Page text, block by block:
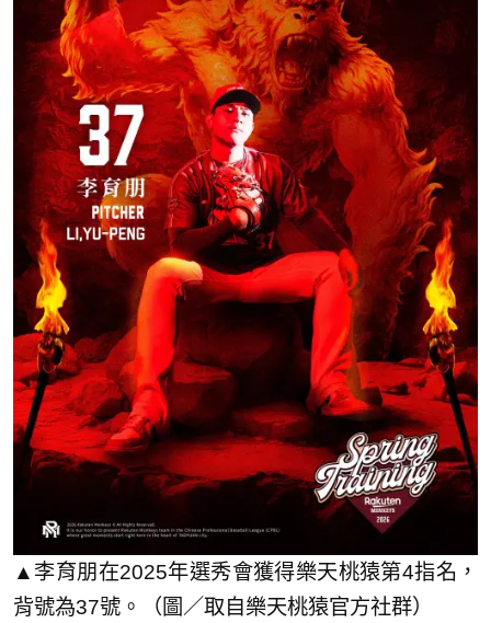
▲李育朋在2025年選秀會獲得樂天桃猿第4指名，
背號為37號。（圖／取自樂天桃猿官方社群）